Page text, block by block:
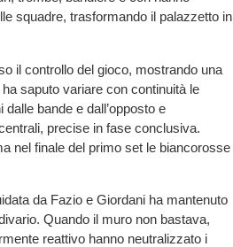
squadre, trasformando il palazzetto in
il controllo del gioco, mostrando una
saputo variare con continuità le
bande e dall’opposto e
precise in fase conclusiva.
nel finale del primo set le biancorosse
da Fazio e Giordani ha mantenuto
Quando il muro non bastava,
reattivo hanno neutralizzato i